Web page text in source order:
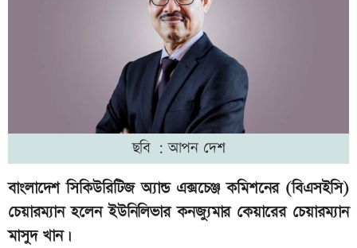
ছবি : আপন দেশ
বাংলাদেশ সিকিউরিটিজ অ্যান্ড এক্সচেঞ্জ কমিশনের (বিএসইসি)
চেয়ারম্যান হলেন ইউনিলিভার কনজ্যুমার কেয়ারের চেয়ারম্যান
মাসুদ খান।